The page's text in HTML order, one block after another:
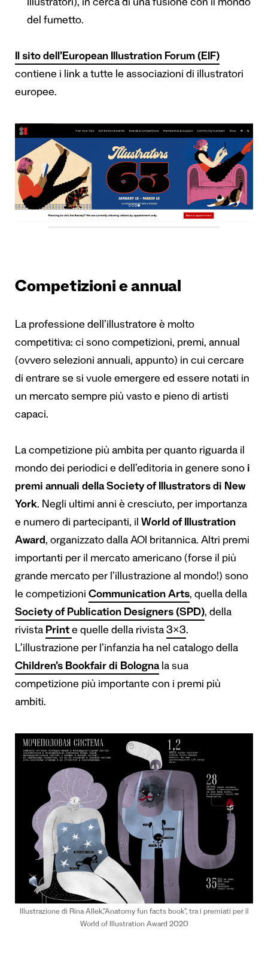
Illustratori), in cerca di una fusione con il mondo
del fumetto.
Il sito dell’European Illustration Forum (EIF)
contiene i link a tutte le associazioni di illustratori
europee.
Competizioni e annual
La professione dell’illustratore è molto
competitiva: ci sono competizioni, premi, annual
(ovvero selezioni annuali, appunto) in cui cercare
di entrare se si vuole emergere ed essere notati in
un mercato sempre più vasto e pieno di artisti
capaci.
La competizione più ambita per quanto riguarda il
mondo dei periodici e dell’editoria in genere sono i
premi annuali della Society of Illustrators di New
York. Negli ultimi anni è cresciuto, per importanza
e numero di partecipanti, il World of Illustration
Award, organizzato dalla AOI britannica. Altri premi
importanti per il mercato americano (forse il più
grande mercato per l’illustrazione al mondo!) sono
le competizioni Communication Arts, quella della
Society of Publication Designers (SPD), della
rivista Print e quelle della rivista 3×3.
L’illustrazione per l’infanzia ha nel catalogo della
Children’s Bookfair di Bolognala sua
competizione più importante con i premi più
ambiti.
Illustrazione di Rina Allek,”Anatomy fun facts book”, tra i premiati per il
World of Illustration Award 2020